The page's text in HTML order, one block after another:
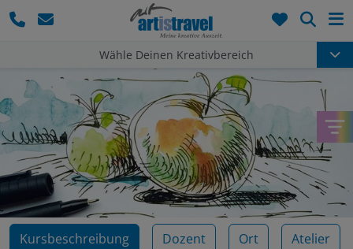
Wähle Deinen Kreativbereich
Kursbeschreibung Dozent Ort Atelier